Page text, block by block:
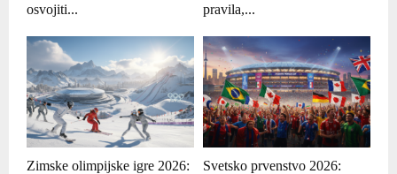
osvojiti...
pravila,...
Zimske olimpijske igre 2026:
Svetsko prvenstvo 2026: